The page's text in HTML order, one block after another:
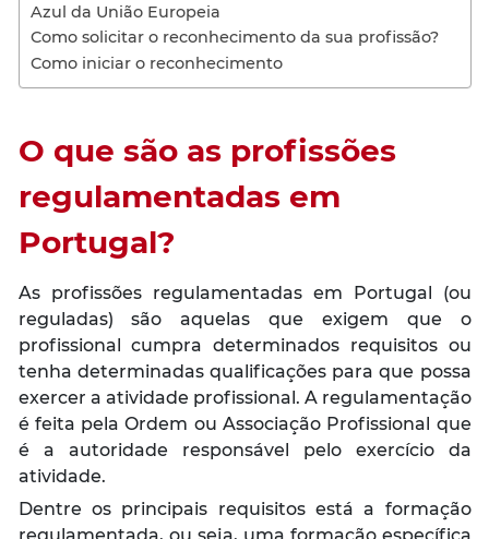
Azul da União Europeia
Como solicitar o reconhecimento da sua profissão?
Como iniciar o reconhecimento
O que são as profissões
regulamentadas em
Portugal?
As profissões regulamentadas em Portugal (ou
reguladas) são aquelas que exigem que o
profissional cumpra determinados requisitos ou
tenha determinadas qualificações para que possa
exercer a atividade profissional. A regulamentação
é feita pela Ordem ou Associação Profissional que
é a autoridade responsável pelo exercício da
atividade.
Dentre os principais requisitos está a formação